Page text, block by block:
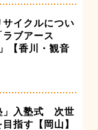
イクルについ
ブアース
【香川・観音
」入塾式 次世
指す【岡山】